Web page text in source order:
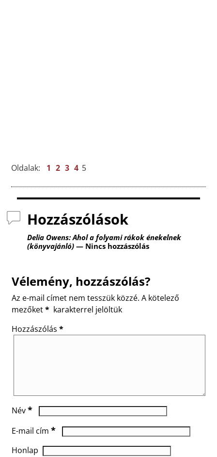
Oldalak: 1 2 3 4 5
Hozzászólások
Delia Owens: Ahol a folyami rákok énekelnek
(könyvajánló)— Nincs hozzászólás
Vélemény, hozzászólás?
Az e-mail címet nem tesszük közzé. A kötelező
mezőket* karakterrel jelöltük
Hozzászólás*
Név*
E-mail cím*
Honlap